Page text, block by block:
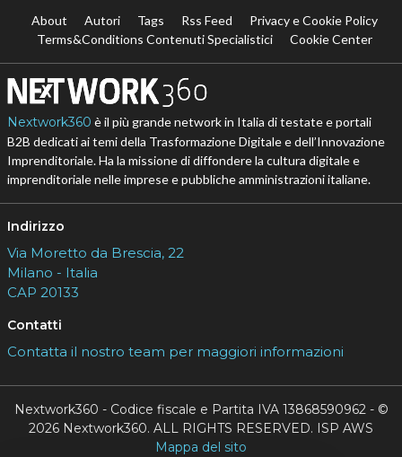
About Autori Tags Rss Feed
Privacy e Cookie Policy
Terms&Conditions Contenuti Specialistici
Cookie Center
Nextwork360 è il più grande network in Italia di testate e portali
B2B dedicati ai temi della Trasformazione Digitale e dell’Innovazione
Imprenditoriale. Ha la missione di diffondere la cultura digitale e
imprenditoriale nelle imprese e pubbliche amministrazioni italiane.
Indirizzo
Via Moretto da Brescia, 22
Milano - Italia
CAP 20133
Contatti
Contatta il nostro team per maggiori informazioni
Nextwork360 - Codice fiscale e Partita IVA 13868590962 - ©
2026 Nextwork360. ALL RIGHTS RESERVED. ISP AWS
Mappa del sito